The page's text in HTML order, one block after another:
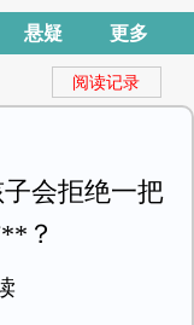
悬疑 更多
阅读记录
会拒绝一把
？